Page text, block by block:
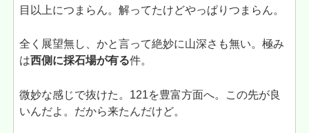
目以上につまらん。解ってたけどやっぱりつまらん。
全く展望無し、かと言って絶妙に山深さも無い。極み
は西側に採石場が有る件。
微妙な感じで抜けた。121を豊富方面へ。この先が良
いんだよ。だから来たんだけど。